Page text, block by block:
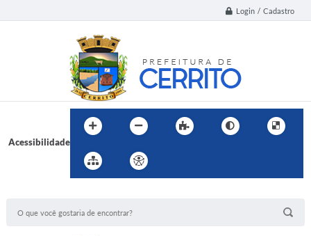
Login / Cadastro
Acessibilidade